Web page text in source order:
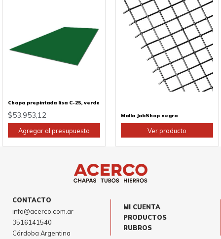
Chapa prepintada lisa C-25, verde
$53.953,12
Agregar al presupuesto
Malla JobShop negra
Ver producto
producto
tiene
múltiples
variantes.
opciones
la
página
producto
CONTACTO
info@acerco.com.ar
3516141540
Córdoba Argentina
MI CUENTA
PRODUCTOS
RUBROS